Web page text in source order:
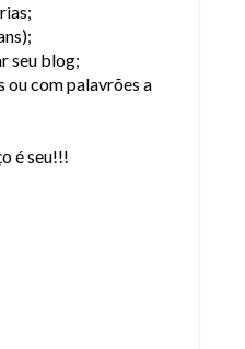
seu blog;
com palavrões a
é seu!!!